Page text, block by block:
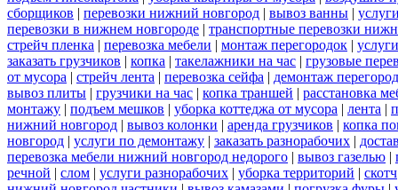
сборщиков | перевозки нижний новгород | вывоз ванны |
перевозки в нижнем новгороде | транспортные перевозки
стрейч пленка | перевозка мебели | монтаж перегородок |
заказать грузчиков | копка | такелажники на час | грузовые
от мусора | стрейч лента | перевозка сейфа | демонтаж
вывоз плиты | грузчики на час | копка траншей | расстановка
монтажу | подъем мешков | уборка коттеджа от мусора | лента |
нижний новгород | вывоз колонки | аренда грузчиков | копка
новгород | услуги по демонтажу | заказать разнорабочих |
перевозка мебели нижний новгород недорого | вывоз газелью |
речной | слом | услуги разнорабочих | уборка территорий | скотч